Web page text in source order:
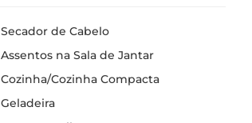
Secador de Cabelo
Assentos na Sala de Jantar
Cozinha/Cozinha Compacta
Geladeira